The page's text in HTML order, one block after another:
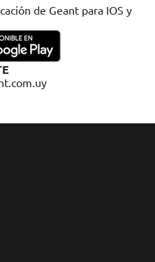
de Geant para IOS y